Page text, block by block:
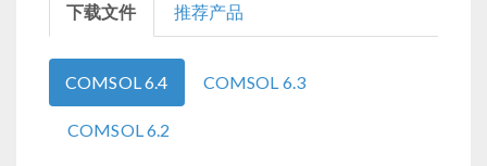
下载文件 推荐产品
COMSOL 6.4 COMSOL 6.3
COMSOL 6.2